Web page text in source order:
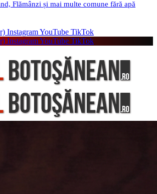
Flămânzi și mai multe comune fără apă
InstagramYouTube TikTok
InstagramYouTube TikTok